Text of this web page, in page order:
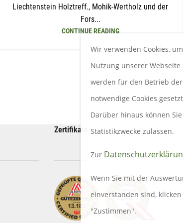
Liechtenstein Holztreff., Mohik-Wertholz und der
Fors...
CONTINUE READING
Zertifikate
Wir verwenden Cookies,
Nutzung unserer Webseite
werden für den Betrieb
notwendige Cookies
Darüber hinaus können
Statistikzwecke zulassen.
Zur
Wenn Sie mit der
einverstanden sind,
"Zustimmen".